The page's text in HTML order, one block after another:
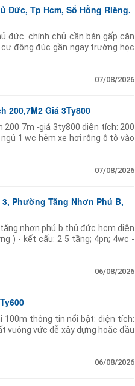
Đức, Tp Hcm, Sổ Hồng Riêng.
đức. chính chủ cần bán gấp căn
đông đúc gần ngay trường học
07/08/2026
200,7M2 Giá 3Ty800
7m -giá 3ty800 diện tích: 200
1 wc hẻm xe hơi rộng ô tô vào
07/08/2026
Phường Tăng Nhơn Phú B,
nhơn phú b thủ đức hcm diện
) - kết cấu: 2 5 tầng; 4pn; 4wc -
06/08/2026
thông tin nổi bật: diện tích:
vuông vức dễ xây dựng hoặc đầu
06/08/2026